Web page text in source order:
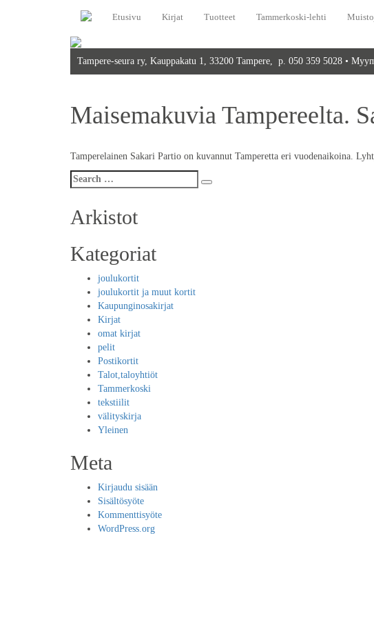
Etusivu Kirjat Tuotteet Tammerkoski-lehti
Tampere-seura ry, Kauppakatu 1, 33200 Tampere, p. 050 359 5028 •
Maisemakuvia Tampereelta.
Tamperelainen Sakari Partio on kuvannut Tamperetta eri vuodenaikoina.
Search
for:
Arkistot
Kategoriat
joulukortit
joulukortit ja muut kortit
Kaupunginosakirjat
Kirjat
omat kirjat
pelit
Postikortit
Talot,taloyhtiöt
Tammerkoski
tekstiilit
välityskirja
Yleinen
Meta
Kirjaudu sisään
Sisältösyöte
Kommenttisyöte
WordPress.org